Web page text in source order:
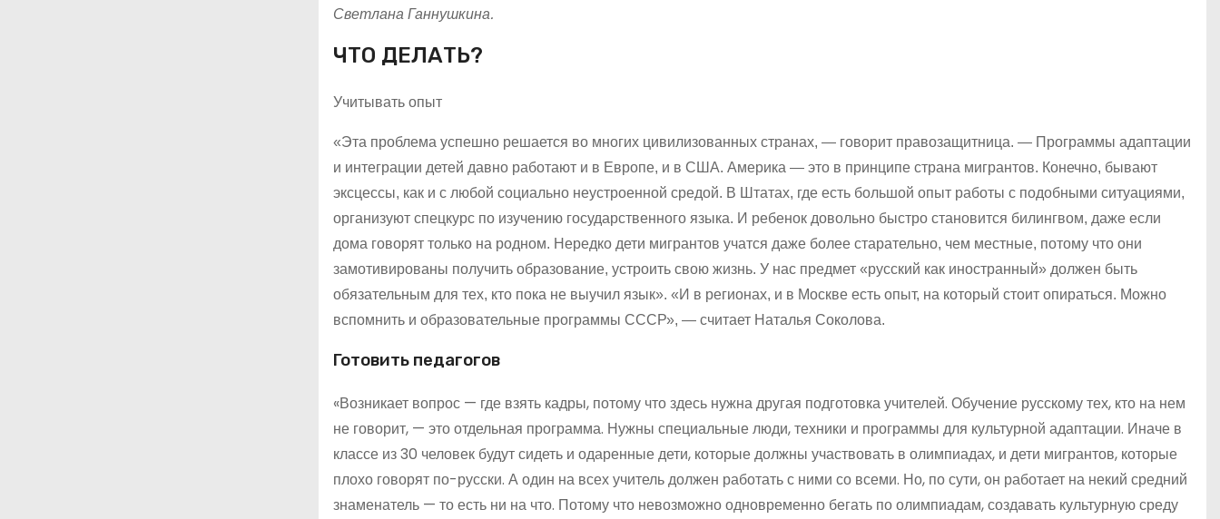
Светлана Ганнушкина.
ЧТО ДЕЛАТЬ?
Учитывать опыт
«Эта проблема успешно решается во многих цивилизованных странах, — говорит правозащитница. — Программы адаптации
и интеграции детей давно работают и в Европе, и в США. Америка — это в принципе страна мигрантов. Конечно, бывают
эксцессы, как и с любой социально неустроенной средой. В Штатах, где есть большой опыт работы с подобными ситуациями,
организуют спецкурс по изучению государственного языка. И ребенок довольно быстро становится билингвом, даже если
дома говорят только на родном. Нередко дети мигрантов учатся даже более старательно, чем местные, потому что они
замотивированы получить образование, устроить свою жизнь. У нас предмет «русский как иностранный» должен быть
обязательным для тех, кто пока не выучил язык». «И в регионах, и в Москве есть опыт, на который стоит опираться. Можно
вспомнить и образовательные программы СССР», — считает Наталья Соколова.
Готовить педагогов
«Возникает вопрос — где взять кадры, потому что здесь нужна другая подготовка учителей. Обучение русскому тех, кто на нем
не говорит, — это отдельная программа. Нужны специальные люди, техники и программы для культурной адаптации. Иначе в
классе из 30 человек будут сидеть и одаренные дети, которые должны участвовать в олимпиадах, и дети мигрантов, которые
плохо говорят по-русски. А один на всех учитель должен работать с ними со всеми. Но, по сути, он работает на некий средний
знаменатель — то есть ни на что. Потому что невозможно одновременно бегать по олимпиадам, создавать культурную среду